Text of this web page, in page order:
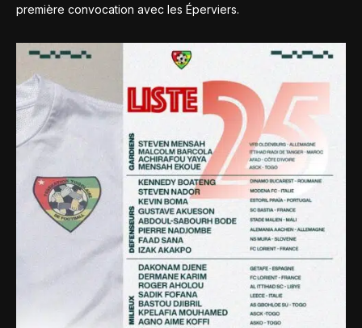
première convocation avec les Éperviers.